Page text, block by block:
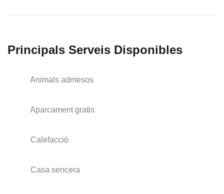
Principals Serveis Disponibles
Animals admesos
Aparcament gratis
Calefacció
Casa sencera